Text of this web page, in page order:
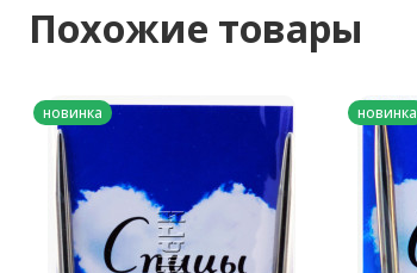
Похожие товары
новинка новинка